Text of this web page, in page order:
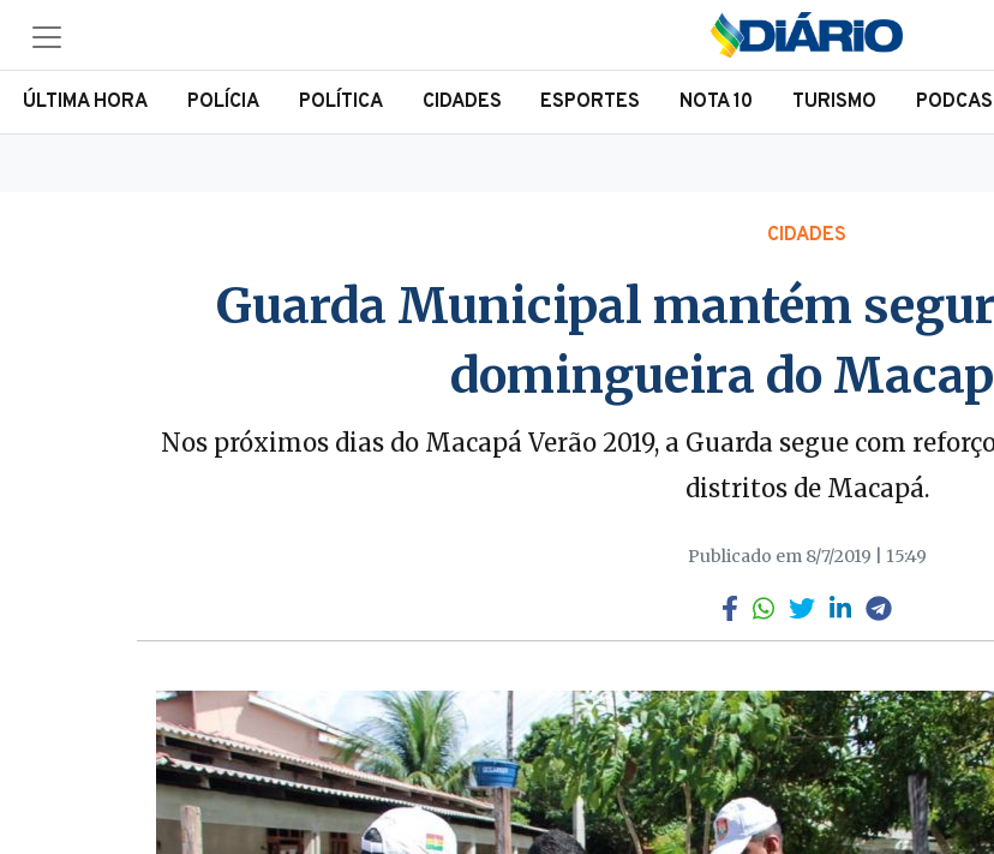
ÚLTIMA HORA POLÍCIA POLÍTICA CIDADES ESPORTES NOTA 10 TURISMO
CIDADES
Guarda Municipal mantém
domingueira do
Nos próximos dias do Macapá Verão 2019, a Guarda segue com
distritos de Macapá.
Publicado em 8/7/2019 | 15:49